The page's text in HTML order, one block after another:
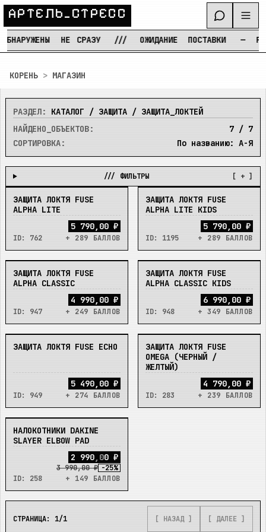
АРТЕЛЬ_СТРЕСС
НЕ СРАЗУ /// ОЖИДАНИЕ ПОСТАВКИ
КОРЕНЬ > МАГАЗИН
РАЗДЕЛ:
КАТАЛОГ / ЗАЩИТА / ЗАЩИТА_ЛОКТЕЙ
НАЙДЕНО_ОБЪЕКТОВ:
7 / 7
СОРТИРОВКА:
По названию: А-Я
/// ФИЛЬТРЫ [ + ]
В_НАЛИЧИИ
ЗАЩИТА ЛОКТЯ FUSE
ALPHA LITE
ID: 762
5 790,00 ₽
+ 289 БАЛЛОВ
В_НАЛИЧИИ
ЗАЩИТА ЛОКТЯ FUSE
ALPHA LITE KIDS
ID: 1195
5 790,00 ₽
+ 289 БАЛЛОВ
НЕТ
ЗАЩИТА ЛОКТЯ FUSE
ALPHA CLASSIC
ID: 947
4 990,00 ₽
+ 249 БАЛЛОВ
НЕТ
ЗАЩИТА ЛОКТЯ FUSE
ALPHA CLASSIC KIDS
ID: 948
6 990,00 ₽
+ 349 БАЛЛОВ
НЕТ
ЗАЩИТА ЛОКТЯ FUSE ECHO
ID: 949
5 490,00 ₽
+ 274 БАЛЛОВ
НЕТ
ЗАЩИТА ЛОКТЯ FUSE
OMEGA (ЧЕРНЫЙ /
ЖЕЛТЫЙ)
ID: 283
4 790,00 ₽
+ 239 БАЛЛОВ
НЕТ
НАЛОКОТНИКИ DAKINE
SLAYER ELBOW PAD
ID: 258
2 990,00 ₽
3 990,00 ₽ -25%
+ 149 БАЛЛОВ
СТРАНИЦА: 1/1 [ НАЗАД ] [ ДАЛЕЕ ]